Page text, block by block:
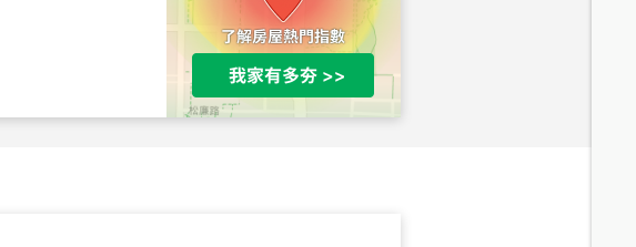
新竹市新竹市慈祥路
總價
1,808萬